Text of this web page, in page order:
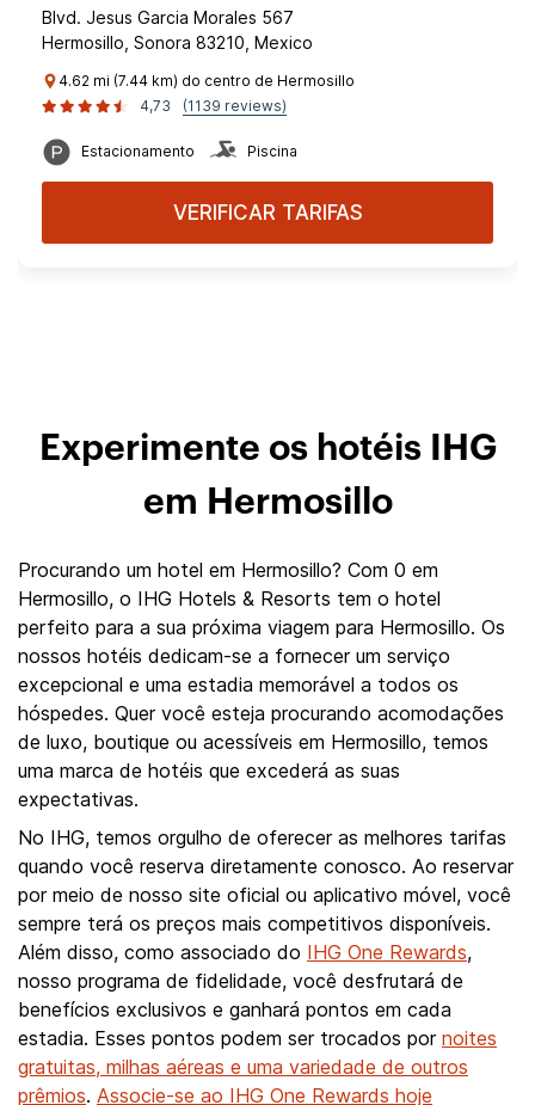
Blvd. Jesus Garcia Morales 567
Hermosillo, Sonora 83210, Mexico
4.62 mi (7.44 km) do centro de Hermosillo
4,73
(1139 reviews)
Estacionamento Piscina
VERIFICAR TARIFAS
Experimente os hotéis IHG
em Hermosillo
Procurando um hotel em Hermosillo? Com 0 em
Hermosillo, o IHG Hotels & Resorts tem o hotel
perfeito para a sua próxima viagem para Hermosillo. Os
nossos hotéis dedicam-se a fornecer um serviço
excepcional e uma estadia memorável a todos os
hóspedes. Quer você esteja procurando acomodações
de luxo, boutique ou acessíveis em Hermosillo, temos
uma marca de hotéis que excederá as suas
expectativas.
No IHG, temos orgulho de oferecer as melhores tarifas
quando você reserva diretamente conosco. Ao reservar
por meio de nosso site oficial ou aplicativo móvel, você
sempre terá os preços mais competitivos disponíveis.
Além disso, como associado do IHG One Rewards,
nosso programa de fidelidade, você desfrutará de
benefícios exclusivos e ganhará pontos em cada
estadia. Esses pontos podem ser trocados por noites
gratuitas, milhas aéreas e uma variedade de outros
prêmios. Associe-se ao IHG One Rewards hoje